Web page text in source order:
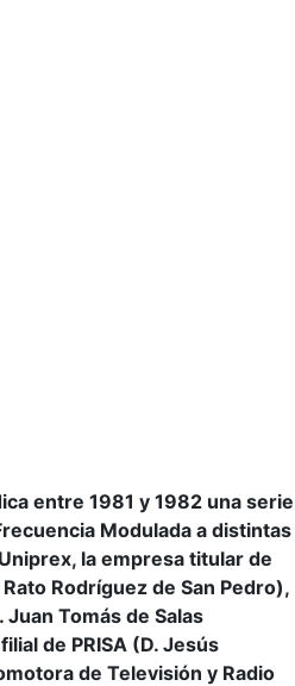
entre 1981 y 1982 una serie
Modulada a distintas
la empresa titular de
Rodríguez de San Pedro),
Tomás de Salas
de PRISA (D. Jesús
de Televisión y Radio